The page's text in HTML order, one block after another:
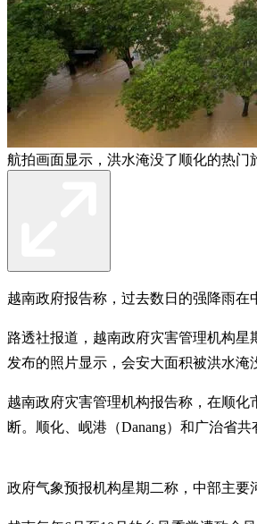
航拍画面显示，洪水淹没了顺化的热门
越南政府报告称，过去数日的强降雨在
路透社报道，越南政府灾害管理机构星
发布的照片显示，会安大面积被洪水淹
越南政府灾害管理机构报告称，在顺
断。顺化、岘港（Danang）和广治省
政府气象预报机构星期二称，中部主要